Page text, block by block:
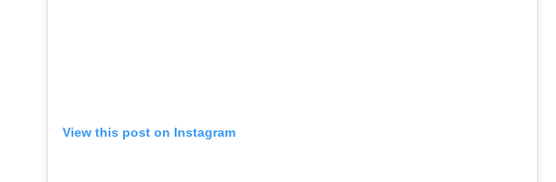
View this post on Instagram